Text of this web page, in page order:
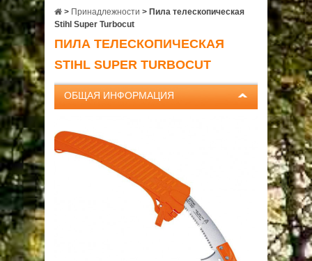
STIHL
VIKING
OCHSENKOPF
О КОМПАНИИ
> Принадлежности > Пила телескопическая
Stihl Super Turbocut
ПИЛА ТЕЛЕСКОПИЧЕСКАЯ
STIHL SUPER TURBOCUT
ОБЩАЯ ИНФОРМАЦИЯ